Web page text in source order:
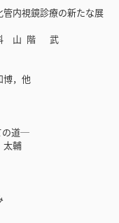
内視鏡診療の新たな展
科 山 階 武
，他
の道─
輔